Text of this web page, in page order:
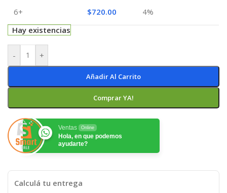
6+ $720.00
4%
Hay existencias
- +
Añadir Al Carrito
Comprar YA!
Ventas Online
Hola, en que podemos
ayudarte?
Calculá tu entrega